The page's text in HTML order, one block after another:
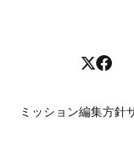
ミッション編集方針